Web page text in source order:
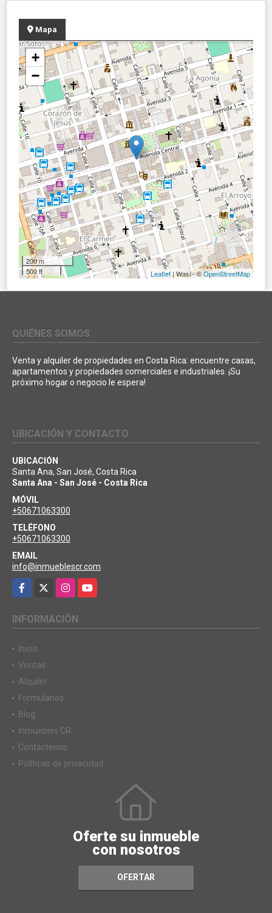
Mapa
+
−
200 m
500 ft
Leaflet | Wasi - ©OpenStreetMap
QUIÉNES SOMOS
Venta y alquiler de propiedades en Costa Rica: encuentre casas,
apartamentos y propiedades comerciales e industriales. ¡Su
próximo hogar o negocio le espera!
UBICACIÓN Y CONTACTO
UBICACIÓN
Santa Ana, San José, Costa Rica
Santa Ana - San José - Costa Rica
MÓVIL
+50671063300
TELÉFONO
+50671063300
EMAIL
info@inmueblescr.com
Facebook
InstagramYouTube
INFORMACIÓN
Inicio
Ventas
Alquiler
Formularios
Blog
Inmuebles CR
Contáctenos
Políticas de privacidad
Oferte su inmueble
con nosotros
OFERTAR